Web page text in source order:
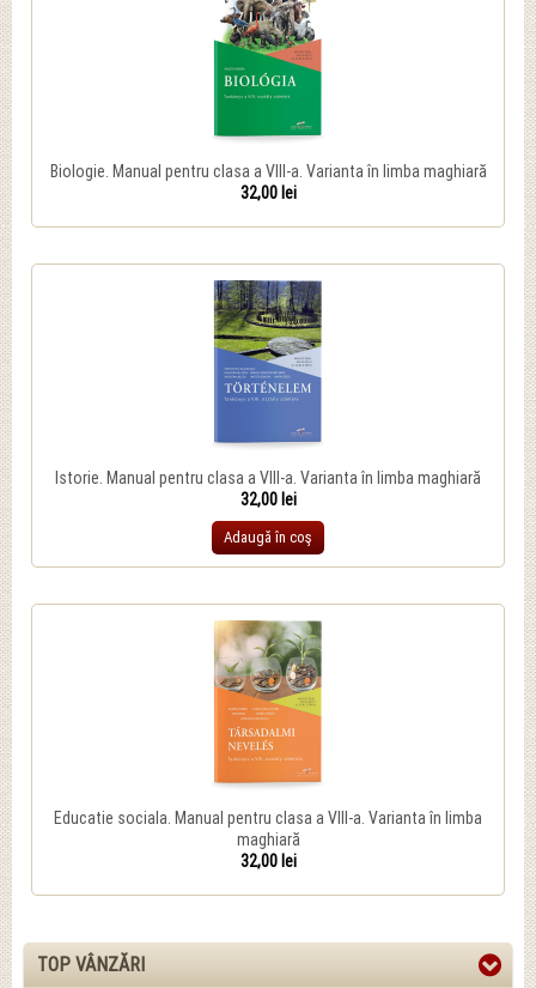
Biologie. Manual pentru clasa a VIII-a. Varianta în limba maghiară
32,00 lei
Istorie. Manual pentru clasa a VIII-a. Varianta în limba maghiară
32,00 lei
Adaugă în coş
Educatie sociala. Manual pentru clasa a VIII-a. Varianta în limba
maghiară
32,00 lei
TOP VÂNZĂRI